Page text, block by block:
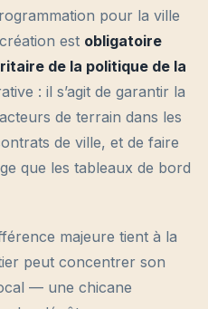
pour la ville
est obligatoire
de la politique de la
: il s’agit de garantir la
de terrain dans les
de ville, et de faire
que les tableaux de bord
majeure tient à la
peut concentrer son
— une chicane